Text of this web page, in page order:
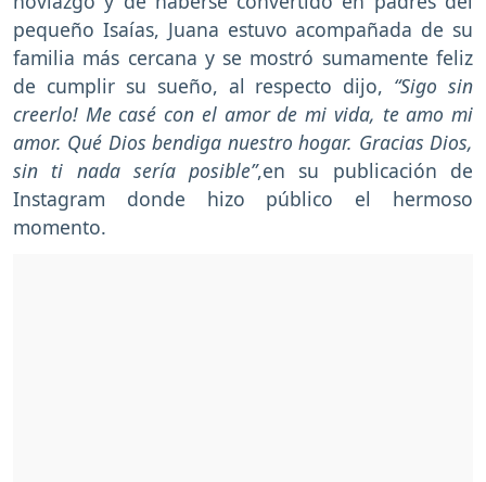
pequeño Isaías, Juana estuvo acompañada de su
familia más cercana y se mostró sumamente feliz
de cumplir su sueño, al respecto dijo, “Sigo sin
creerlo! Me casé con el amor de mi vida, te amo mi
amor. Qué Dios bendiga nuestro hogar. Gracias Dios,
sin ti nada sería posible”,en su publicación de
Instagram donde hizo público el hermoso
momento.